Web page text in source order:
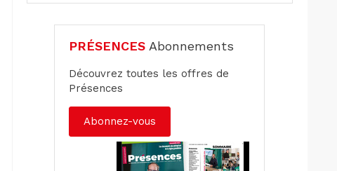
PRÉSENCES Abonnements
Découvrez toutes les offres de
Présences
Abonnez-vous